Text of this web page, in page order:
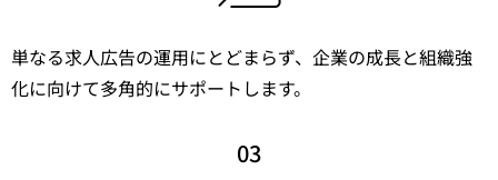
単なる求人広告の運用にとどまらず、企業の成長と組織強
化に向けて多角的にサポートします。
03